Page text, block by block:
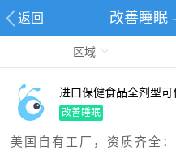
返回 改善睡眠
区域
进口保健食品全剂型可
改善睡眠
美国自有工厂，资质齐全：